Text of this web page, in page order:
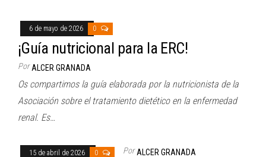
6 de mayo de 2026 0
¡Guía nutricional para la ERC!
Por ALCER GRANADA
Os compartimos la guía elaborada por la nutricionista de la
Asociación sobre el tratamiento dietético en la enfermedad
renal. Es…
15 de abril de 2026 0 Por ALCER GRANADA